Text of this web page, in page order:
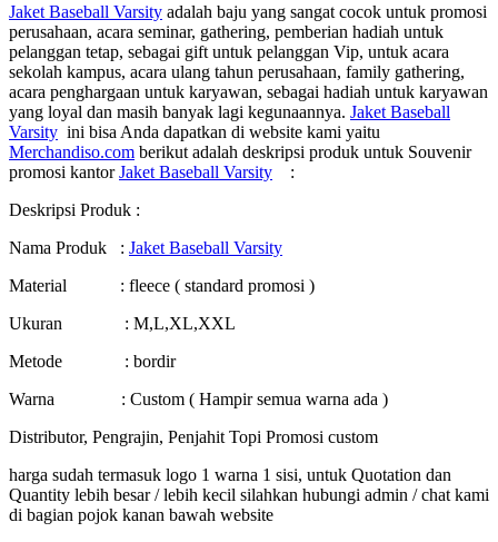
Jaket Baseball Varsity adalah baju yang sangat cocok untuk promosi
perusahaan, acara seminar, gathering, pemberian hadiah untuk
pelanggan tetap, sebagai gift untuk pelanggan Vip, untuk acara
sekolah kampus, acara ulang tahun perusahaan, family gathering,
acara penghargaan untuk karyawan, sebagai hadiah untuk karyawan
yang loyal dan masih banyak lagi kegunaannya. Jaket Baseball
Varsity ini bisa Anda dapatkan di website kami yaitu
Merchandiso.com berikut adalah deskripsi produk untuk Souvenir
promosi kantorJaket Baseball Varsity :
Deskripsi Produk :
Nama Produk : Jaket Baseball Varsity
Material : fleece ( standard promosi )
Ukuran : M,L,XL,XXL
Metode : bordir
Warna : Custom ( Hampir semua warna ada )
Distributor, Pengrajin, Penjahit Topi Promosi custom
harga sudah termasuk logo 1 warna 1 sisi, untuk Quotation dan
Quantity lebih besar / lebih kecil silahkan hubungi admin / chat kami
di bagian pojok kanan bawah website